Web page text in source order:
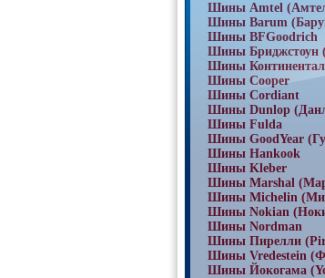
Шины Amtel
Шины Barum
Шины BFGoodrich
Шины Бриджстоун
Шины
Шины Cooper
Шины Cordiant
Шины Dunlop
Шины Fulda
Шины GoodYear
Шины Hankook
Шины Kleber
Шины Marshal
Шины Michelin
Шины Nokian
Шины Nordman
Шины Пирелли
Шины Vredestein
Шины Йокогама